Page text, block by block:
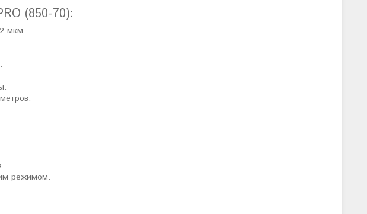
днем и
за
Очень
(850-70):
мкм.
режимом.